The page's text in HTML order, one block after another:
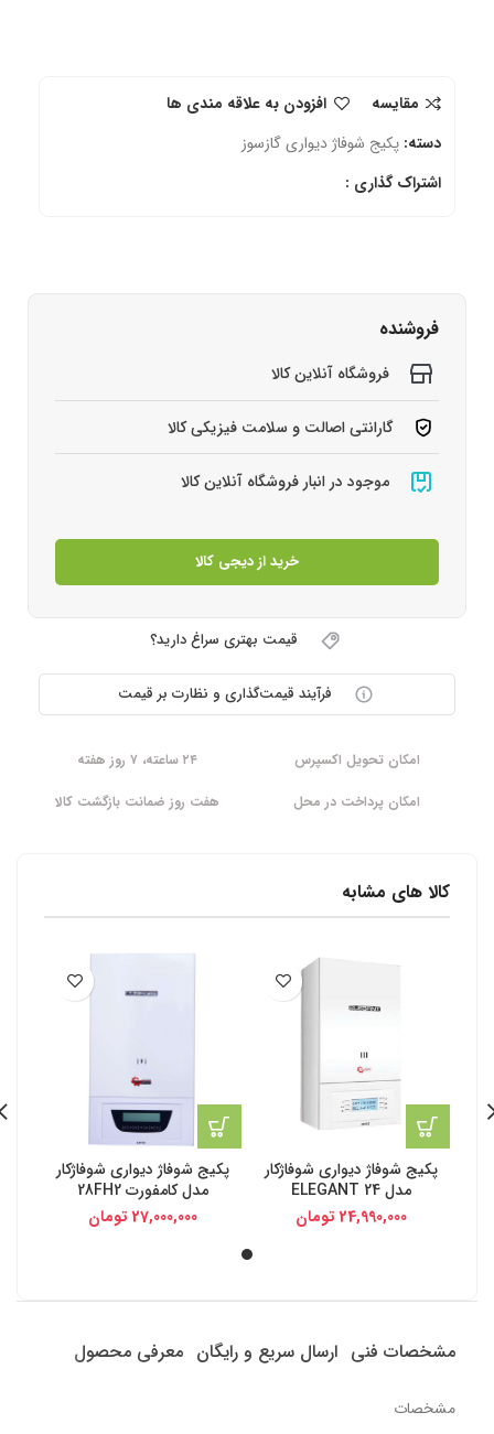
مقایسه
افزودن به علاقه مندی ها
دسته: پکیج شوفاژ دیواری گازسوز
اشتراک گذاری :
فروشنده
فروشگاه آنلاین کالا
گارانتی اصالت و سلامت فیزیکی کالا
موجود در انبار فروشگاه آنلاین کالا
خرید از دیجی کالا
قیمت بهتری سراغ دارید؟
فرآیند قیمت‌گذاری و نظارت بر قیمت
امکان تحویل اکسپرس
۲۴ ساعته، ۷ روز هفته
امکان پرداخت در محل
هفت روز ضمانت بازگشت کالا
کالا های مشابه
پکیج شوفاژ دیواری شوفاژکار
مدل ELEGANT 24
24,990,000 تومان
پکیج شوفاژ دیواری شوفاژکار
مدل کامفورت 28FH2
27,000,000 تومان
مشخصات فنی ارسال سریع و رایگان معرفی محصول
مشخصات